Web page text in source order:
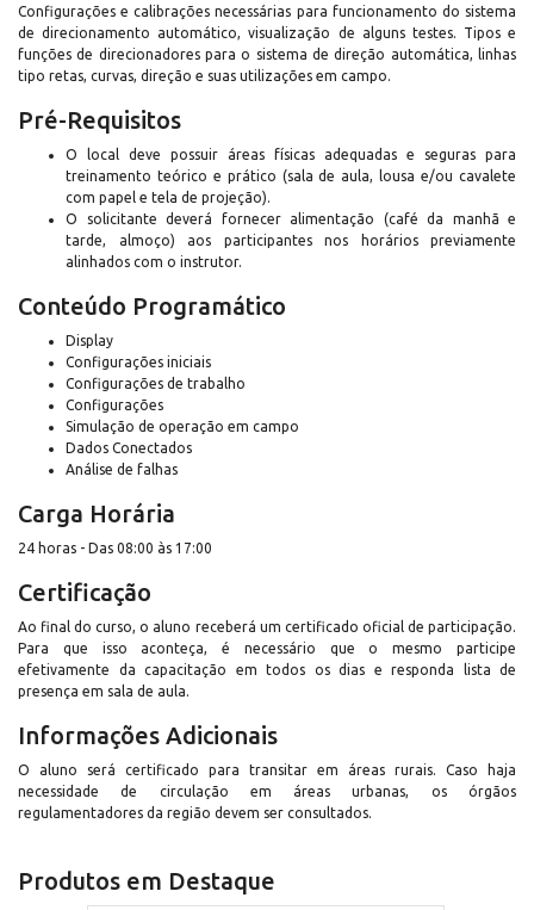
Configurações e calibrações necessárias para funcionamento do sistema
de direcionamento automático, visualização de alguns testes. Tipos e
funções de direcionadores para o sistema de direção automática, linhas
tipo retas, curvas, direção e suas utilizações em campo.
Pré-Requisitos
O local deve possuir áreas físicas adequadas e seguras para
treinamento teórico e prático (sala de aula, lousa e/ou cavalete
com papel e tela de projeção).
O solicitante deverá fornecer alimentação (café da manhã e
tarde, almoço) aos participantes nos horários previamente
alinhados com o instrutor.
Conteúdo Programático
Display
Configurações iniciais
Configurações de trabalho
Configurações
Simulação de operação em campo
Dados Conectados
Análise de falhas
Carga Horária
24 horas - Das 08:00 às 17:00
Certificação
Ao final do curso, o aluno receberá um certificado oficial de participação.
Para que isso aconteça, é necessário que o mesmo participe
efetivamente da capacitação em todos os dias e responda lista de
presença em sala de aula.
Informações Adicionais
O aluno será certificado para transitar em áreas rurais. Caso haja
necessidade de circulação em áreas urbanas, os órgãos
regulamentadores da região devem ser consultados.
Produtos em Destaque